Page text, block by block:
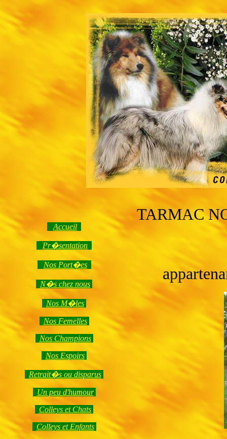
Accueil
Pr�sentation
Nos Port�es
N�s chez nous
Nos M�les
Nos Femelles
Nos Champions
Nos Espoirs
Retrait�s ou disparus
Un peu d'humour
Colleys et Chats
Colleys et Enfants
TARMAC